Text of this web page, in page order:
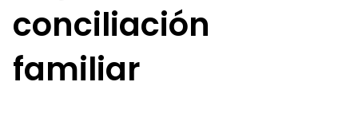
conciliación
familiar